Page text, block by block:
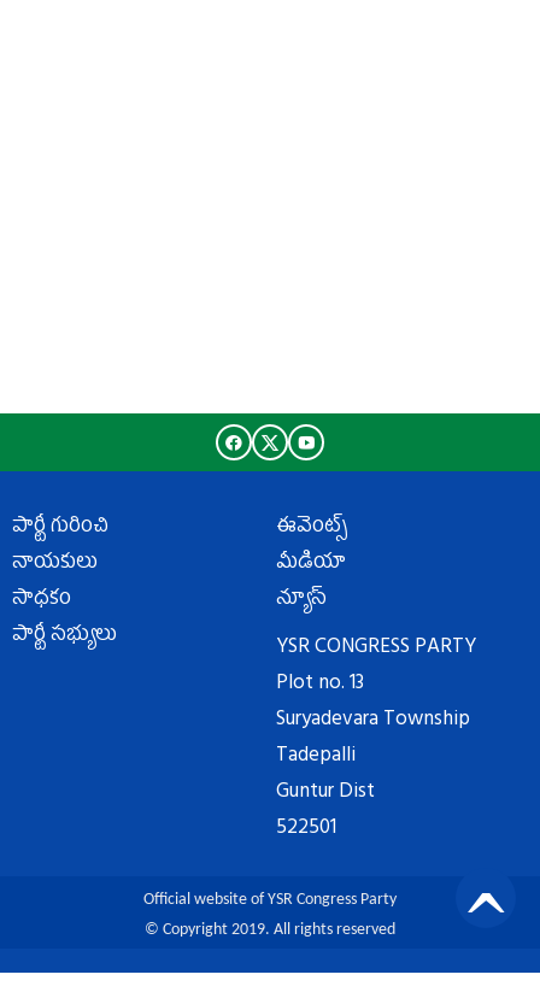
పార్టీ గురించి
నాయకులు
సాధకం
పార్టీ సభ్యులు
ఈవెంట్స్
మీడియా
న్యూస్
YSR CONGRESS PARTY
Plot no. 13
Suryadevara Township
Tadepalli
Guntur Dist
522501
Official website of YSR Congress Party
© Copyright 2019. All rights reserved